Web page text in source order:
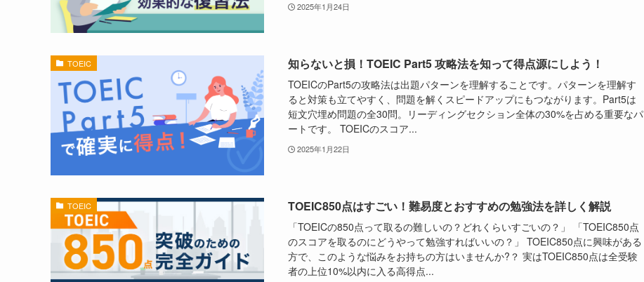
2025年1月24日
TOEIC 知らないと損！TOEIC Part5 攻略法を知って得点源にしよう！
TOEICのPart5の攻略法は出題パターンを理解することです。パターンを理解す
ると対策も立てやすく、問題を解くスピードアップにもつながります。Part5は
短文穴埋め問題の全30問。リーディングセクション全体の30%を占める重要なパ
ートです。 TOEICのスコア...
2025年1月22日
TOEIC TOEIC850点はすごい！難易度とおすすめの勉強法を詳しく解説
「TOEICの850点って取るの難しいの？どれくらいすごいの？」 「TOEIC850点
のスコアを取るのにどうやって勉強すればいいの？」 TOEIC850点に興味がある
方で、このような悩みをお持ちの方はいませんか?？ 実はTOEIC850点は全受験
者の上位10%以内に入る高得点...